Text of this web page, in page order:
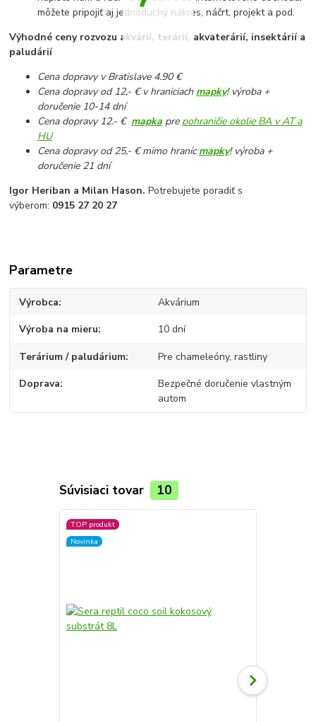
môžete pripojiť aj jednoduchý nákres, náčrt, projekt a pod.
Výhodné ceny rozvozu akvárií, terárií, akvaterárií, insektárií a
paludárií
Cena dopravy v Bratislave 4.90 €
Cena dopravy od 12,- € v hraniciach mapky! výroba +
doručenie 10-14 dní
Cena dopravy 12.- € mapka pre pohraničie okolie BA v AT a
HU
Cena dopravy od 25,- € mimo hranícmapky! výroba +
doručenie 21 dní
Igor Heriban a Milan Hason.Potrebujete poradiť s
výberom: 0915 27 20 27
Parametre
Výrobca Akvárium
Výroba na mieru 10 dní
Terárium / paludárium Pre chameleóny, rastliny
Doprava
Bezpečné doručenie vlastným
autom
Súvisiaci tovar 10
TOP produkt
Novinka